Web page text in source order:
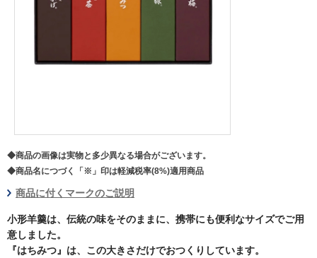
◆商品の画像は実物と多少異なる場合がございます。
◆商品名につづく「※」印は軽減税率(8%)適用商品
商品に付くマークのご説明
小形羊羹は、伝統の味をそのままに、携帯にも便利なサイズでご用
意しました。
『はちみつ』は、この大きさだけでおつくりしています。